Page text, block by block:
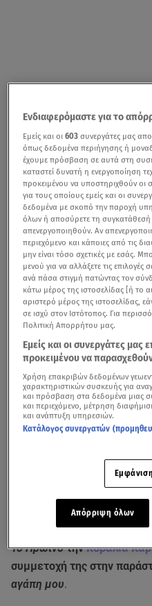
Δείτε απόσπασμα από τη
Γιώργος Λιάγκας
Το ΠρωινότηνΚοραλία
συμμετοχή της στην
αγάπη μου.
Ενδιαφερόμαστε για το
Εμείς και οι603 συνεργάτες μας
όπως δεδομένα περιήγησης ή
έχουμε πρόσβαση σε αυτά στη
καταστεί δυνατή η ενεργοποίηση
προκειμένου να υποστηριχθούν οι
για τους οποίους εμείς και οι
δεδομένα με σκοπό την παροχή
όλων ή αποσύρετε τη συγκατάθεσή
απενεργοποιηθούν. Αν
περιεχόμενο και κάποιες από τις
μην είναι τόσο σχετικές με εσάς.
μενού για να αλλάξετε τις
ανά πάσα στιγμή πατώντας τον
κάτω μέρος της ιστοσελίδας [ή το
αριστερό μέρος της ιστοσελίδας,
σε ισχύ στον Ιστότοπος. Για
Πολιτική Απορρήτου μας.
Εμείς και οι συνεργάτες μας
προκειμένου να
Χρήση επακριβών δεδομένων
χαρακτηριστικών συσκευής για
και πρόσβαση στα δεδομένα μιας
και περιεχόμενο, μέτρηση
και ανάπτυξη υπηρεσιών.
Κατάλογος συνεργατών
Απόρριψη όλων